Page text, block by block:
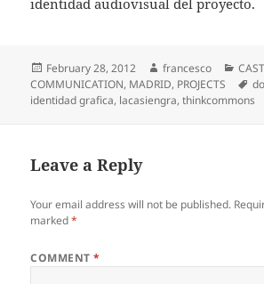
identidad audiovisual del proyecto.
Posted
on
February 28, 2012 Author
francesco
COMMUNICATION, MADRID, PROJECTS
identidad grafica, lacasiengra,thinkcommons
Leave a Reply
Your email address will not be published.
marked*
COMMENT*